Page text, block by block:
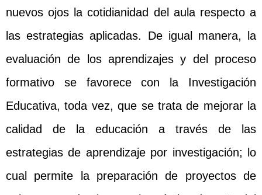
nuevos ojos la cotidianidad del aula respecto a
las estrategias aplicadas. De igual manera, la
evaluación de los aprendizajes y del proceso
formativo se favorece con la Investigación
Educativa, toda vez, que se trata de mejorar la
calidad de la educación a través de las
estrategias de aprendizaje por investigación; lo
cual permite la preparación de proyectos de